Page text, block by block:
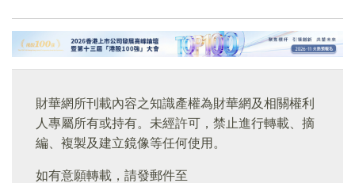
財華網所刊載內容之知識產權為財華網及相關權利
人專屬所有或持有。未經許可，禁止進行轉載、摘
編、複製及建立鏡像等任何使用。
如有意願轉載，請發郵件至